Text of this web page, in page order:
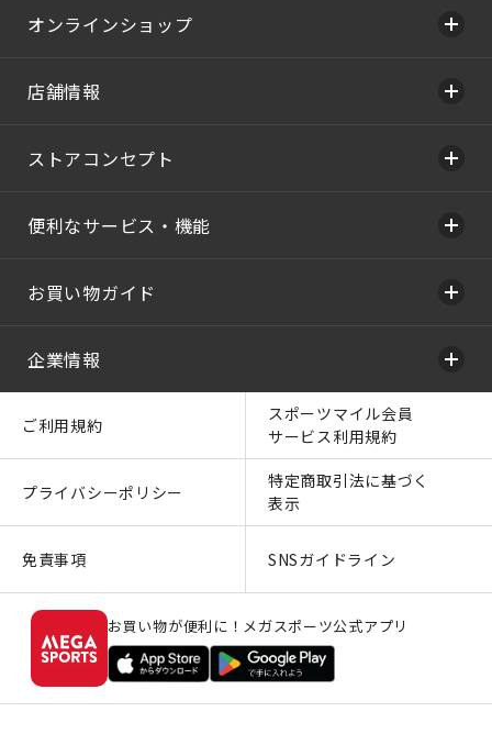
オンラインショップ
店舗情報
ストアコンセプト
便利なサービス・機能
お買い物ガイド
企業情報
ご利用規約
スポーツマイル会員
サービス利用規約
プライバシーポリシー
特定商取引法に基づく
表示
免責事項 SNSガイドライン
お買い物が便利に！メガスポーツ公式アプリ